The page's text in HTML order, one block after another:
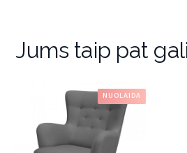
Jums taip pat
NUOLAIDA